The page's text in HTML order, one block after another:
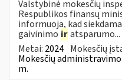
Valstybinė mokesčių
Respublikos finansų
informuoja, kad
gaivinimo iratsparumo...
Metai: 2024 Mokesčių
Mokesčių
m.